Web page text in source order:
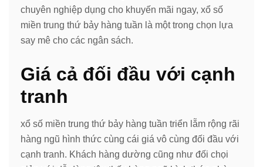
chuyên nghiệp dụng cho khuyến mãi ngay, xổ số
miền trung thứ bảy hàng tuần là một trong chọn lựa
say mê cho các ngân sách.
Giá cả đối đầu với cạnh
tranh
xổ số miền trung thứ bảy hàng tuần triển lẵm rộng rãi
hàng ngũ hình thức cùng cái giá vô cùng đối đầu với
cạnh tranh. Khách hàng dường cũng như đối chọi